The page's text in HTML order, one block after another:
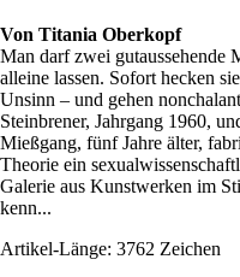
Von Titania Oberkopf
Man darf zwei gutaussehende
alleine lassen. Sofort hecken
Unsinn – und gehen
Steinbrener, Jahrgang 1960,
Mießgang, fünf Jahre älter,
Theorie ein
Galerie aus Kunstwerken im
kenn...
Artikel-Länge: 3762 Zeichen